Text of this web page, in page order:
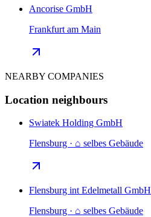
Ancorise GmbH
Frankfurt am Main
NEARBY COMPANIES
Location neighbours
Swiatek Holding GmbH
Flensburg · ⌂ selbes Gebäude
Flensburg int Edelmetall GmbH
Flensburg · ⌂ selbes Gebäude